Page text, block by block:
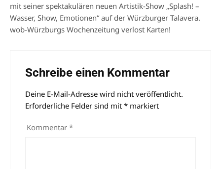
mit seiner spektakulären neuen Artistik-Show „Splash! –
Wasser, Show, Emotionen“ auf der Würzburger Talavera.
wob-Würzburgs Wochenzeitung verlost Karten!
Schreibe einen Kommentar
Deine E-Mail-Adresse wird nicht veröffentlicht.
Erforderliche Felder sind mit * markiert
Kommentar *
Alternative: